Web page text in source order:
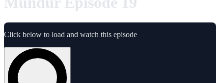
Click below to load and watch this episode